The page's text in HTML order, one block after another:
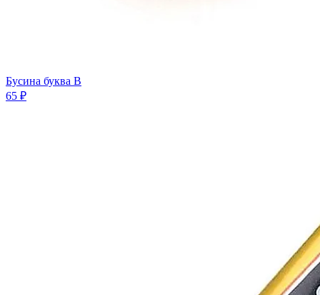
Бусина буква B
65 ₽